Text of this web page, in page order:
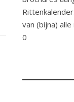
van (bijna)
0